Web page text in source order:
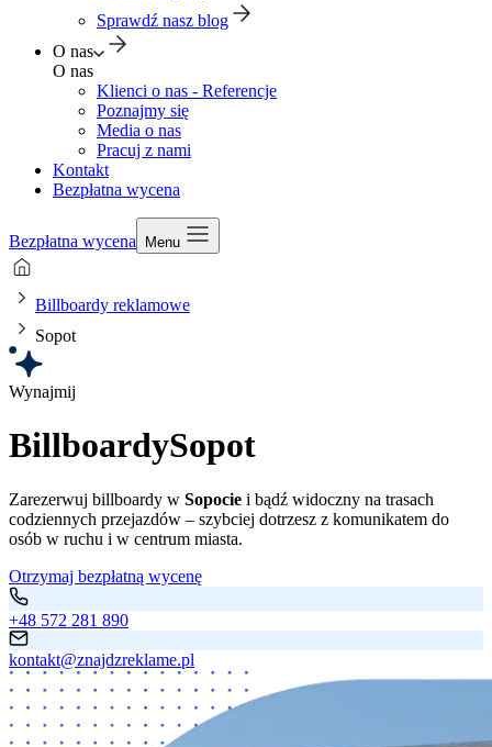
Sprawdź nasz blog
O nas
O nas
Klienci o nas - Referencje
Poznajmy się
Media o nas
Pracuj z nami
Kontakt
Bezpłatna wycena
Bezpłatna wycena Menu
Billboardy reklamowe
Sopot
Wynajmij
BillboardySopot
Zarezerwuj billboardy w Sopocie i bądź widoczny na trasach
codziennych przejazdów – szybciej dotrzesz z komunikatem do
osób w ruchu i w centrum miasta.
Otrzymaj bezpłatną wycenę
+48 572 281 890
kontakt@znajdzreklame.pl